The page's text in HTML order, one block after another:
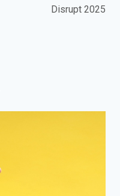
Disrupt 2025